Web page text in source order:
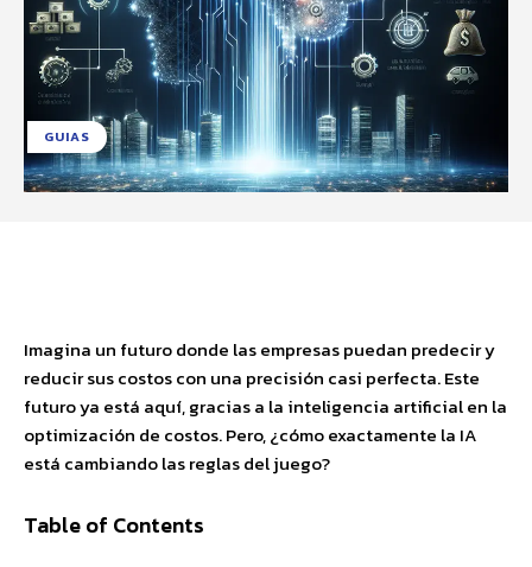
GUIAS
Imagina un futuro donde las empresas puedan predecir y
reducir sus costos con una precisión casi perfecta. Este
futuro ya está aquí, gracias a la inteligencia artificial en la
optimización de costos. Pero, ¿cómo exactamente la IA
está cambiando las reglas del juego?
Table of Contents